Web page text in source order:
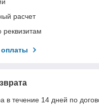
расчет
в течение 14 дней по